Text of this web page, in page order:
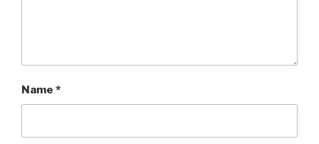
Name *